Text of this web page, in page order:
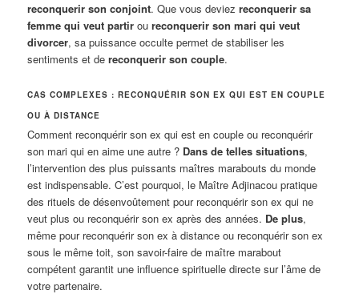
reconquerir son conjoint. Que vous deviezreconquerir sa
femme qui veut partir oureconquerir son mari qui veut
divorcer, sa puissance occulte permet de stabiliser les
sentiments et dereconquerir son couple.
CAS COMPLEXES : RECONQUÉRIR SON EX QUI EST EN COUPLE
OU À DISTANCE
Comment reconquérir son ex qui est en couple ou reconquérir
son mari qui en aime une autre ? Dans de telles situations,
l’intervention des plus puissants maîtres marabouts du monde
est indispensable. C’est pourquoi, le Maître Adjinacou pratique
des rituels de désenvoûtement pour reconquérir son ex qui ne
veut plus ou reconquérir son ex après des années. De plus,
même pour reconquérir son ex à distance ou reconquérir son ex
sous le même toit, son savoir-faire de maître marabout
compétent garantit une influence spirituelle directe sur l’âme de
votre partenaire.